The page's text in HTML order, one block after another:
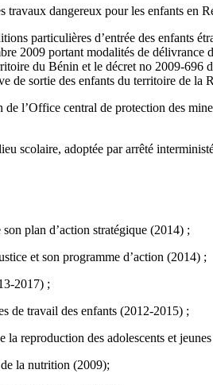
dangereux pour les enfants en
particulières d’entrée des enfants
2009 portant modalités de délivrance
du Bénin et le décret no 2009-696
de sortie des enfants du territoire de la
l’Office central de protection des
scolaire, adoptée par arrêté
plan d’action stratégique (2014) ;
et son programme d’action (2014) ;
2017) ;
de travail des enfants (2012-2015) ;
reproduction des adolescents et
la nutrition (2009);